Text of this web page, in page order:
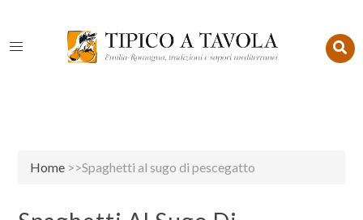
Home >>Spaghetti al sugo di pescegatto